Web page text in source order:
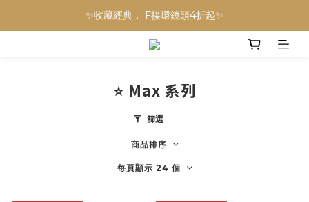
NINJA BLAST 果汁隨行杯 超優惠兩件組 只要$3,800‼️
✨收藏經典， F接環鏡頭4折起✨
加入會員贈$300購物金💰｜消費即享2%回饋 (部分商品不適用)
⭐ Max 系列
篩選
商品排序
每頁顯示 24 個